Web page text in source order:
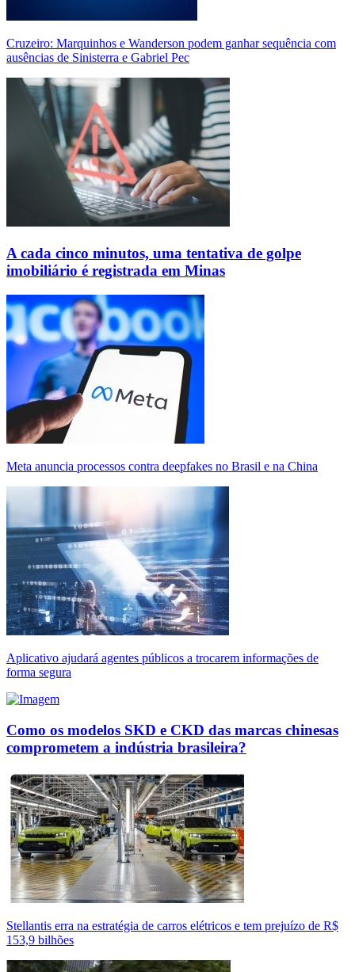
Cruzeiro: Marquinhos e Wanderson podem ganhar sequência com
ausências de Sinisterra e Gabriel Pec
A cada cinco minutos, uma tentativa de golpe
imobiliário é registrada em Minas
Meta anuncia processos contra deepfakes no Brasil e na China
Aplicativo ajudará agentes públicos a trocarem informações de
forma segura
Como os modelos SKD e CKD das marcas chinesas
comprometem a indústria brasileira?
Stellantis erra na estratégia de carros elétricos e tem prejuízo de R$
153,9 bilhões